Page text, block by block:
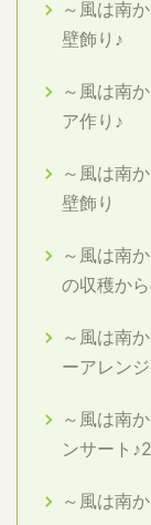
～風は南
壁飾り♪
～風は南
ア作り♪
～風は南
壁飾り
～風は南
の収穫か
～風は南
ーアレン
～風は南
ンサート
～風は南